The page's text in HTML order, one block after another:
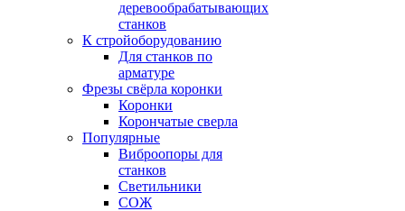
деревообрабатывающих
станков
К стройоборудованию
Для станков по
арматуре
Фрезы свёрла коронки
Коронки
Корончатые сверла
Популярные
Виброопоры для
станков
Светильники
СОЖ